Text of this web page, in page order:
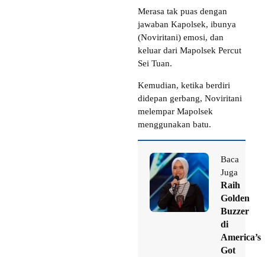
Merasa tak puas dengan
jawaban Kapolsek, ibunya
(Noviritani) emosi, dan
keluar dari Mapolsek Percut
Sei Tuan.
Kemudian, ketika berdiri
didepan gerbang, Noviritani
melempar Mapolsek
menggunakan batu.
Baca
Juga
Raih
Golden
Buzzer
di
America’s
Got